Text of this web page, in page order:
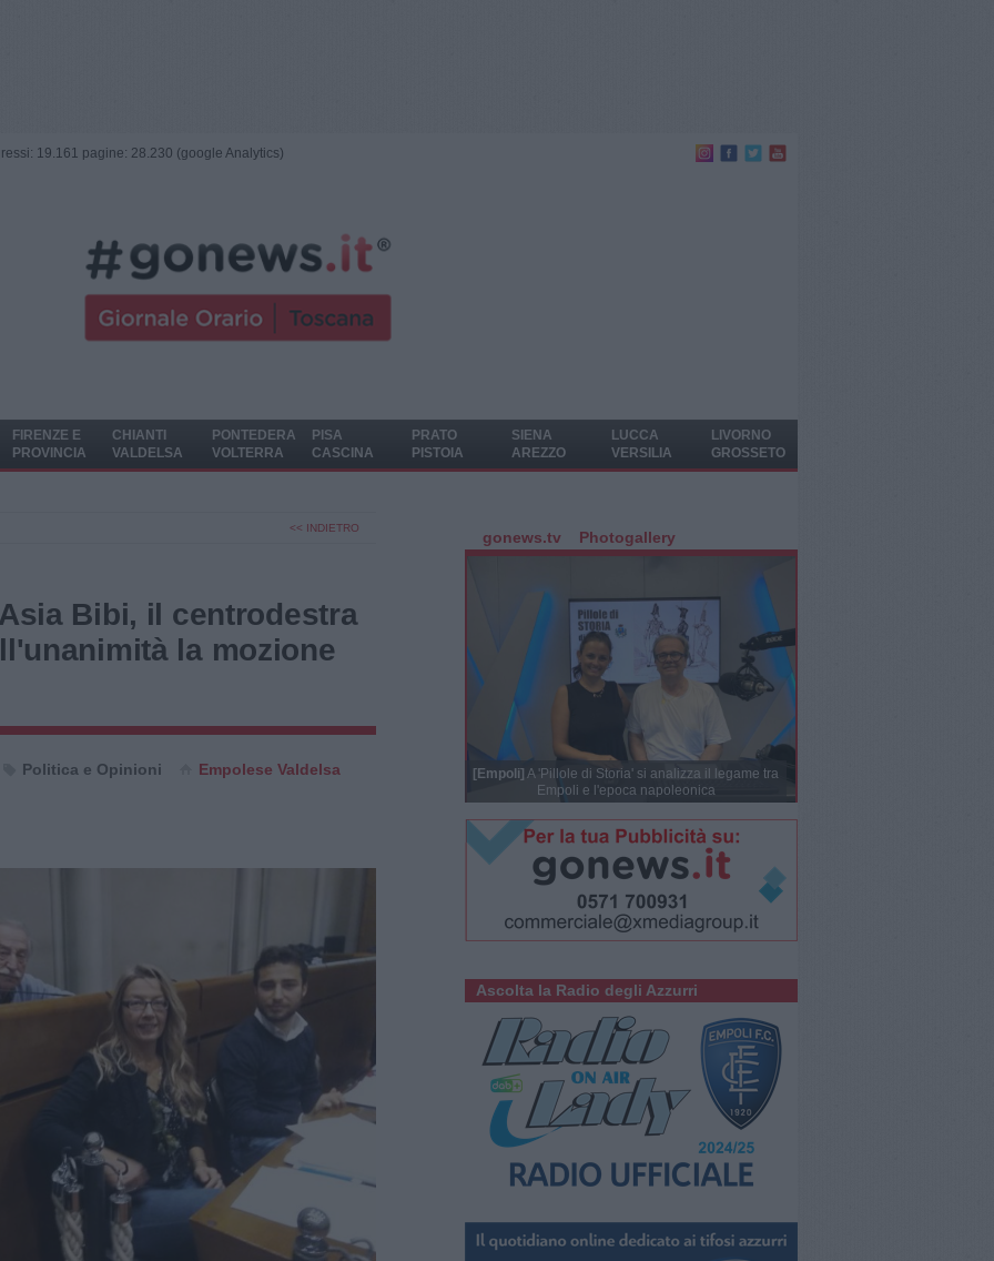
19.161 pagine: 28.230 (google Analytics)
FIRENZE E
PROVINCIA
CHIANTI
VALDELSA
PONTEDERA
VOLTERRA
PISA
CASCINA
PRATO
PISTOIA
SIENA
AREZZO
LUCCA
VERSILIA
LIVORNO
GROSSETO
<< INDIETRO
Bibi, il centrodestra
la mozione
Politica e Opinioni Empolese Valdelsa
gonews.tv Photogallery
[Empoli] A 'Pillole di Storia' si analizza il legame tra
Empoli e l'epoca napoleonica
Ascolta la Radio degli Azzurri